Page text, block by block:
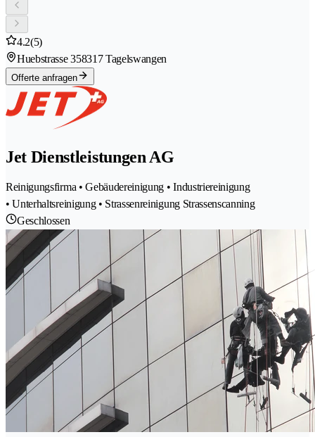
4.2(5)
Huebstrasse 358317 Tagelswangen
Offerte anfragen
Jet Dienstleistungen AG
Reinigungsfirma • Gebäudereinigung • Industriereinigung
• Unterhaltsreinigung • Strassenreinigung Strassenscanning
Geschlossen